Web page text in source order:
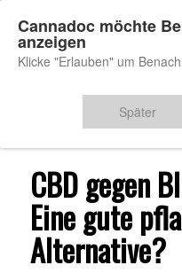
Du bist hier: Startseite / CBD
CBD gegen
Eine gute
Alternative?
Cannadoc möchte
anzeigen
Klicke "Erlauben" um
Später